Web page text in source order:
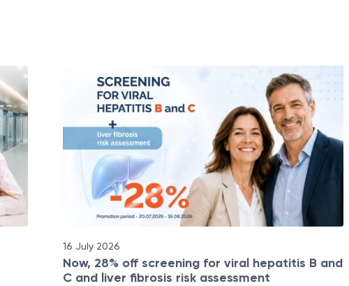
16 July 2026
Now, 28% off screening for viral hepatitis B and
C and liver fibrosis risk assessment